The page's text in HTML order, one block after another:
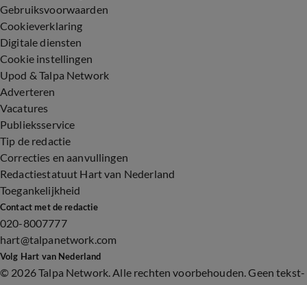
Gebruiksvoorwaarden
Cookieverklaring
Digitale diensten
Cookie instellingen
Upod & Talpa Network
Adverteren
Vacatures
Publieksservice
Tip de redactie
Correcties en aanvullingen
Redactiestatuut Hart van Nederland
Toegankelijkheid
Contact met de redactie
020-8007777
hart@talpanetwork.com
Volg Hart van Nederland
© 2026 Talpa Network. Alle rechten voorbehouden. Geen tekst-